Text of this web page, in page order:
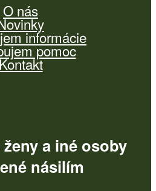
O nás
informácie
pomoc
a iné osoby
násilím